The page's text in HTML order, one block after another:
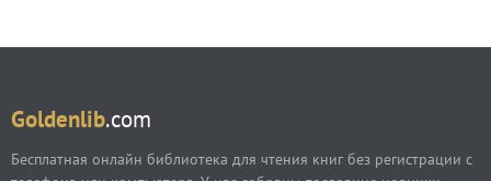
Goldenlib.com
Бесплатная онлайн библиотека для чтения книг без регистрации с